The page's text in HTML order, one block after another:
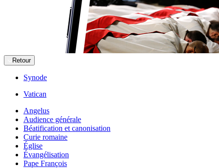
Retour
Synode
Vatican
Angelus
Audience générale
Béatification et canonisation
Curie romaine
Église
Évangélisation
Pape François